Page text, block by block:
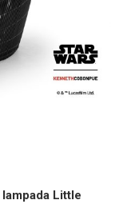
lampada Little